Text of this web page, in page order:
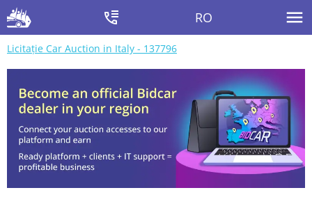
RO
Licitație Car Auction in Italy - 137796